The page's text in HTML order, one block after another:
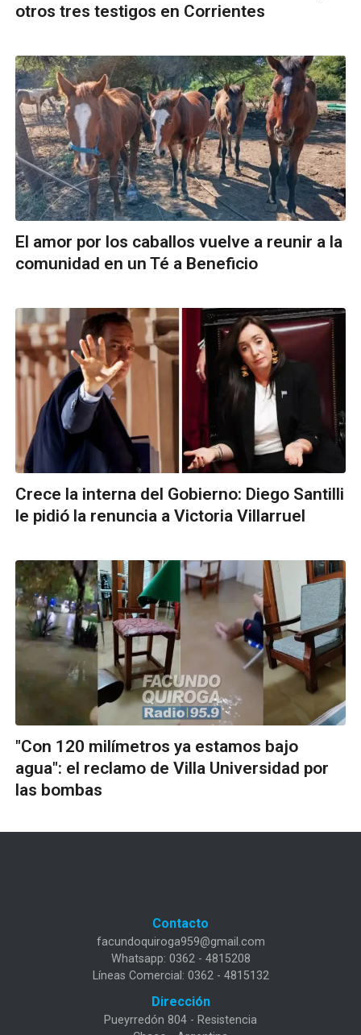
otros tres testigos en Corrientes
El amor por los caballos vuelve a reunir a la
comunidad en un Té a Beneficio
Crece la interna del Gobierno: Diego Santilli
le pidió la renuncia a Victoria Villarruel
"Con 120 milímetros ya estamos bajo
agua": el reclamo de Villa Universidad por
las bombas
Contacto
facundoquiroga959@gmail.com
Whatsapp: 0362 - 4815208
Líneas Comercial: 0362 - 4815132
Dirección
Pueyrredón 804 - Resistencia